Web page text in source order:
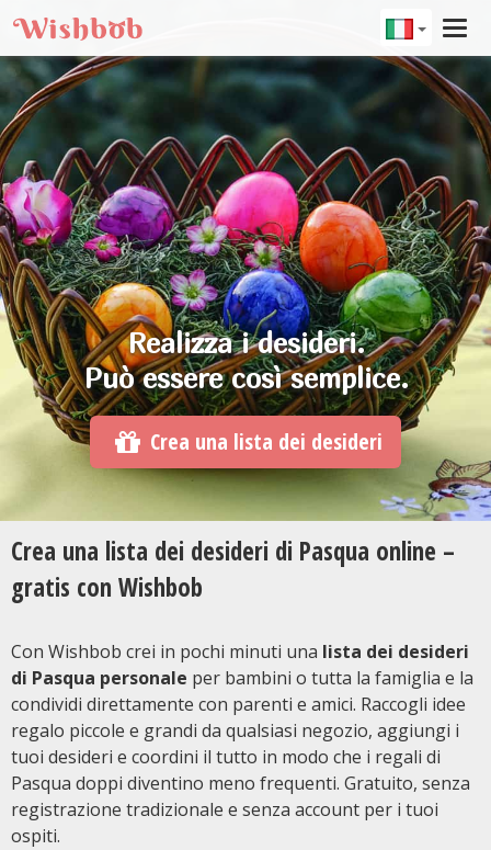
Realizza i desideri.
Può essere così semplice.
Crea una lista dei desideri
Crea una lista dei desideri di Pasqua online –
gratis con Wishbob
Con Wishbob crei in pochi minuti una lista dei desideri
di Pasqua personale per bambini o tutta la famiglia e la
condividi direttamente con parenti e amici. Raccogli idee
regalo piccole e grandi da qualsiasi negozio, aggiungi i
tuoi desideri e coordini il tutto in modo che i regali di
Pasqua doppi diventino meno frequenti. Gratuito, senza
registrazione tradizionale e senza account per i tuoi
ospiti.